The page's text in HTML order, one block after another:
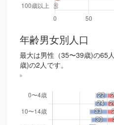
年齢男女別人口
最大は男性（35〜39歳)の65
歳)の2人です。